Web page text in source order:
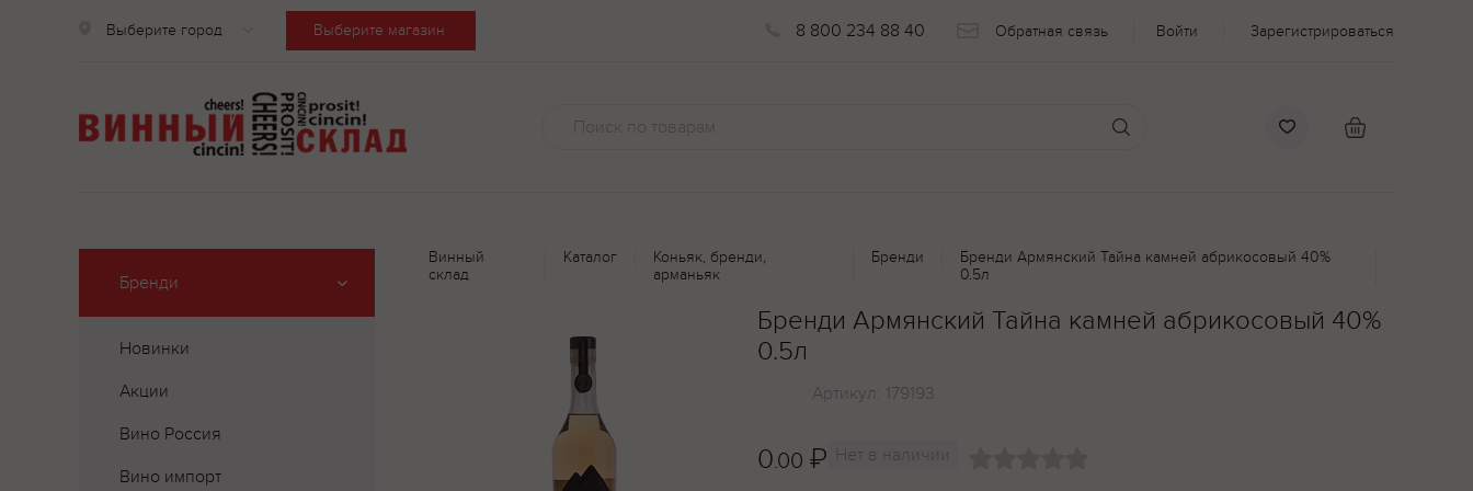
Выберите город Выберите магазин 8 800 234 88 40 Обратная связь Войти Зарегистрироваться
Бренди
Новинки
Акции
Вино Россия
Вино импорт
Винный
склад
Каталог
Коньяк, бренди,
арманьяк
Бренди
Бренди Армянский Тайна камней абрикосовый 40%
0.5л
Бренди Армянский Тайна камней абрикосовый 40%
0.5л
Артикул: 179193
0.00 ₽ Нет в наличии